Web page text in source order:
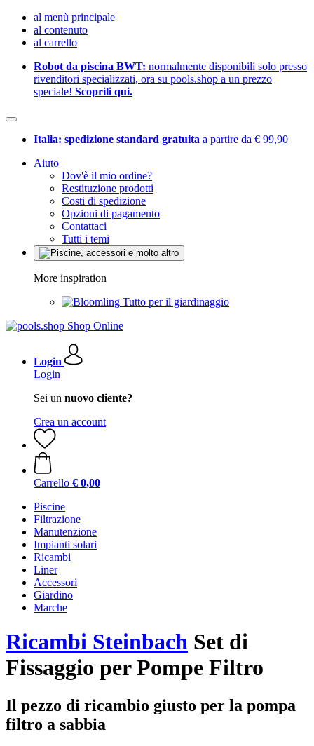
al menù principale
al contenuto
al carrello
Robot da piscina BWT: normalmente disponibili solo presso
rivenditori specializzati, ora su pools.shop a un prezzo
speciale! Scoprili qui.
Italia: spedizione standard gratuita a partire da € 99,90
Aiuto
Dov'è il mio ordine?
Restituzione prodotti
Costi di spedizione
Opzioni di pagamento
Contattaci
Tutti i temi
More inspiration
Tutto per il giardinaggio
Login
Login
Sei un nuovo cliente?
Crea un account
Carrello € 0,00
Piscine
Filtrazione
Manutenzione
Impianti solari
Ricambi
Liner
Accessori
Giardino
Marche
Ricambi Steinbach Set di
Fissaggio per Pompe Filtro
Il pezzo di ricambio giusto per la pompa
filtro a sabbia